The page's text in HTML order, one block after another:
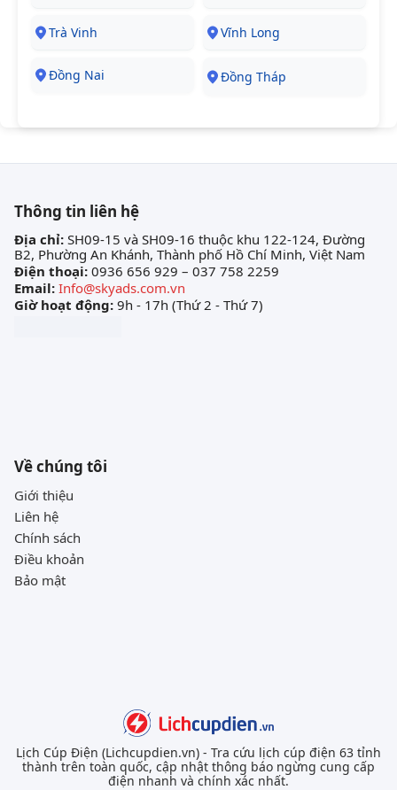
Trà Vinh Vĩnh Long
Đồng Nai Đồng Tháp
Thông tin liên hệ
Địa chỉ: SH09-15 và SH09-16 thuộc khu 122-124, Đường
B2, Phường An Khánh, Thành phố Hồ Chí Minh, Việt Nam
Điện thoại: 0936 656 929 – 037 758 2259
Email: Info@skyads.com.vn
Giờ hoạt động: 9h - 17h (Thứ 2 - Thứ 7)
Về chúng tôi
Giới thiệu
Liên hệ
Chính sách
Điều khoản
Bảo mật
Lịch Cúp Điện (Lichcupdien.vn) - Tra cứu lịch cúp điện 63 tỉnh
thành trên toàn quốc, cập nhật thông báo ngừng cung cấp
điện nhanh và chính xác nhất.